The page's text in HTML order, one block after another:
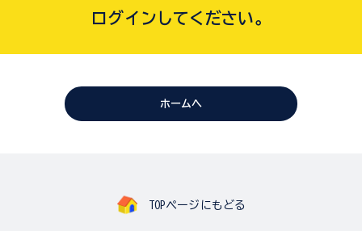
ログインしてください。
ホームへ
TOPページにもどる